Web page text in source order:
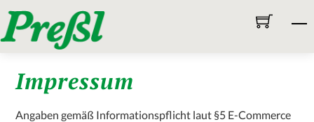
to
content
Impressum
Angaben gemäß Informationspflicht laut §5 E-Commerce